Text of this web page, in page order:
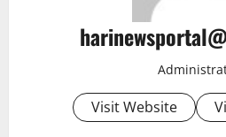
Visit Website